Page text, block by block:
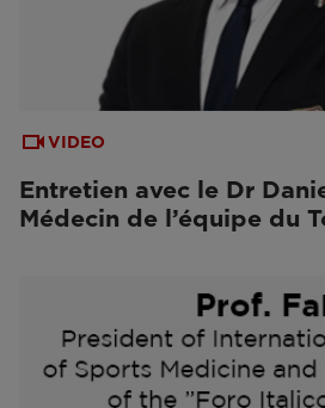
VIDEO
Entretien avec le Dr
Médecin de l’équipe du